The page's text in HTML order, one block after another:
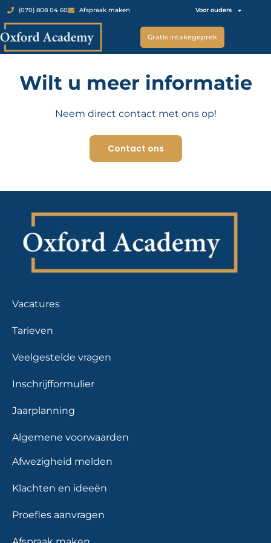
(070) 808 04 60 Afspraak maken Voor ouders
Gratis intakegeprek
Wilt u meer informatie
Neem direct contact met ons op!
Contact ons
Vacatures
Tarieven
Veelgestelde vragen
Inschrijfformulier
Jaarplanning
Algemene voorwaarden
Afwezigheid melden
Klachten en ideeën
Proefles aanvragen